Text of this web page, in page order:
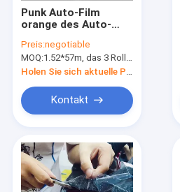
Punk Auto-Film
orange des Auto-
Vinylfilm-Schwarz-im
weißen
übersichtlichen
Designs
Preis:negotiable
MOQ:1.52*57m, das 3 Rollen 1.52*19m bedeutet
Kontakt